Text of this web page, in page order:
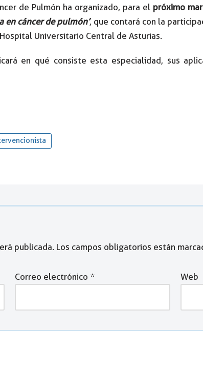
de Pulmón ha organizado, para el próximo
en cáncer de pulmón’, que contará con la
Universitario Central de Asturias.
en qué consiste esta especialidad, sus
publicada. Los campos obligatorios están
Correo electrónico * Web